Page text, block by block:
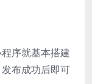
序就基本搭建
布成功后即可